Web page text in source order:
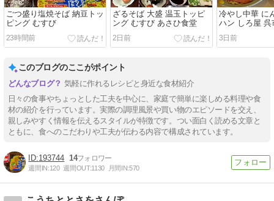
ごつ盛り塩焼そば 納豆トッ
ピング むすび
23時間前
ざるそば 大盛 温玉トッピ
ング むすび あさひ食堂
2日前
冷やし中華 に
ハン しろ屋 呉
3日前
このブログのここがポイント
気軽に作れるレシピと身近な食材紹介
日々の食事やちょっとした工夫を中心に、家庭で簡単に楽しめる料理や食
材の紹介を行っています。実際の調理風景や買い物のエピソードを交え、
親しみやすく情報を伝えるスタイルが特徴です。つい面白く読める文章と
ともに、食へのこだわりや工夫が伝わる内容で構成されています。
193744 14
週間IN:120 週間OUT:1130 月間IN:570